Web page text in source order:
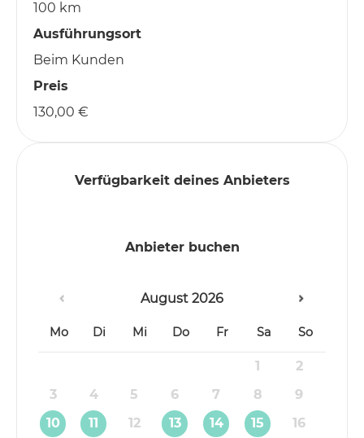
100 km
Ausführungsort
Beim Kunden
Preis
130,00 €
Verfügbarkeit deines Anbieters
Anbieter buchen
August 2026
Mo Di Mi Do Fr Sa So
1
2
3
4 5 6 7 8
9
10
11 12 13 14 15
16